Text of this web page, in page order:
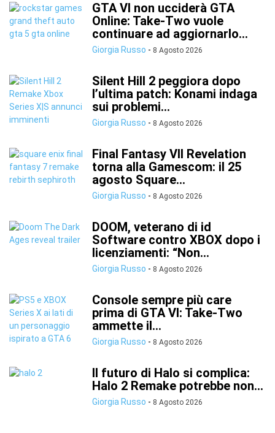
GTA VI non ucciderà GTA
Online: Take-Two vuole
continuare ad aggiornarlo...
Giorgia Russo - 8 Agosto 2026
Silent Hill 2 peggiora dopo
l’ultima patch: Konami indaga
sui problemi...
Giorgia Russo - 8 Agosto 2026
Final Fantasy VII Revelation
torna alla Gamescom: il 25
agosto Square...
Giorgia Russo - 8 Agosto 2026
DOOM, veterano di id
Software contro XBOX dopo i
licenziamenti: “Non...
Giorgia Russo - 8 Agosto 2026
Console sempre più care
prima di GTA VI: Take-Two
ammette il...
Giorgia Russo - 8 Agosto 2026
Il futuro di Halo si complica:
Halo 2 Remake potrebbe non...
Giorgia Russo - 8 Agosto 2026